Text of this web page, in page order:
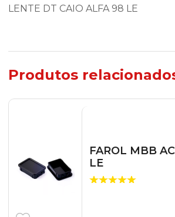
LENTE DT CAIO ALFA 98 LE
Produtos
FAROL MBB
LE